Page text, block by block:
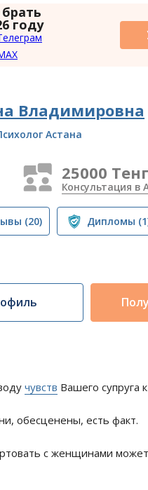
году
Владимировна
Астана
25000
Консультация в
(20) Дипломы
чувств Вашего супруга
обесценены, есть факт.
с женщинами